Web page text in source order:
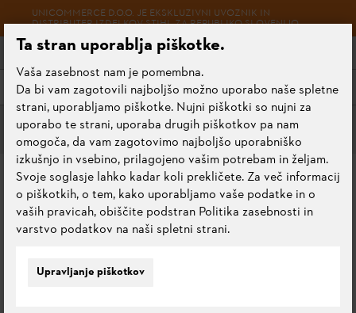
UNICOMMERCE D.O.O. JE EKSKLUZIVNI UVOZNIK IN
DISTRIBUTER IZDELKOV STIHL ZA REPUBLIKO SLOVENIJO.
Meni
Oprema škropilnic
ŠKROPILNA ZAŠČITA SG
0.0 Oceni ta izdelek
Upravljanje piškotkov
Ta stran uporablja piškotke.
Vaša zasebnost nam je pomembna.
Da bi vam zagotovili najboljšo možno uporabo naše spletne
strani, uporabljamo piškotke. Nujni piškotki so nujni za
uporabo te strani, uporaba drugih piškotkov pa nam
omogoča, da vam zagotovimo najboljšo uporabniško
izkušnjo in vsebino, prilagojeno vašim potrebam in željam.
Svoje soglasje lahko kadar koli prekličete. Za več informacij
o piškotkih, o tem, kako uporabljamo vaše podatke in o
vaših pravicah, obiščite podstran Politika zasebnosti in
varstvo podatkov na naši spletni strani.